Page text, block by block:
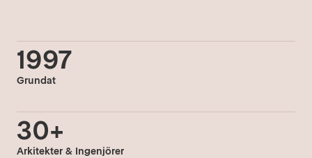
1997
Grundat
30+
Arkitekter & Ingenjörer